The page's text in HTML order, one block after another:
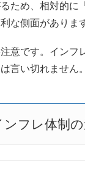
ため、相対的
な側面がありま
意です。インフ
言い切れません。
ンフレ体制